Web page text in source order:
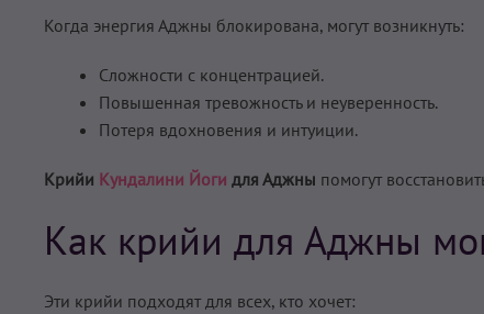
Когда энергия Аджны блокирована, могут возникнуть:
Сложности с концентрацией.
Повышенная тревожность и неуверенность.
Потеря вдохновения и интуиции.
Крийи Кундалини Йоги для Аджны помогут
Как крийи для Аджны
Эти крийи подходят для всех, кто хочет: